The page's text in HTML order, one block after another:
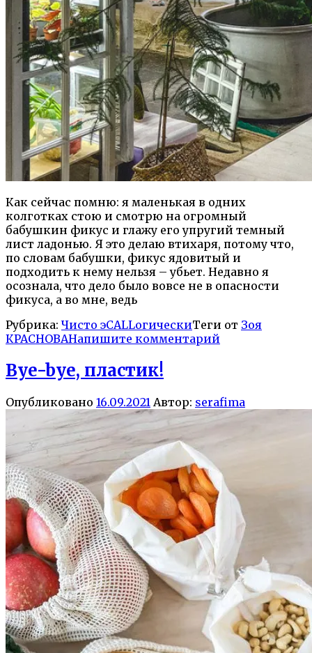
Как сейчас помню: я маленькая в одних
колготках стою и смотрю на огромный
бабушкин фикус и глажу его упругий темный
лист ладонью. Я это делаю втихаря, потому что,
по словам бабушки, фикус ядовитый и
подходить к нему нельзя – убьет. Недавно я
осознала, что дело было вовсе не в опасности
фикуса, а во мне, ведь
Рубрика: Чисто эCALLогическиТеги от Зоя
КРАСНОВАНапишите комментарий
Bye-bye, пластик!
Опубликовано 16.09.2021 Автор: serafima